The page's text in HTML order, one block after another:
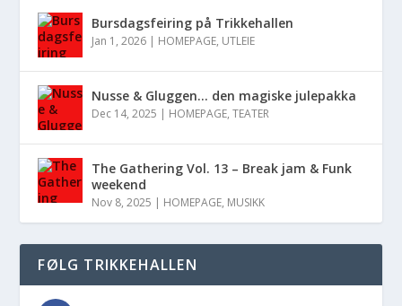
Bursdagsfeiring på Trikkehallen
Jan 1, 2026 | HOMEPAGE, UTLEIE
Nusse & Gluggen… den magiske julepakka
Dec 14, 2025 | HOMEPAGE,TEATER
The Gathering Vol. 13 – Break jam & Funk
weekend
Nov 8, 2025 | HOMEPAGE, MUSIKK
FØLG TRIKKEHALLEN